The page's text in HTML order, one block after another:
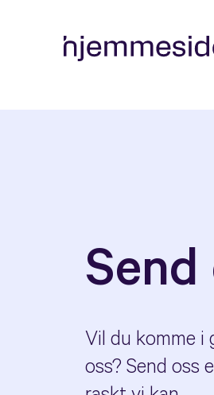
Vil du komme i
oss? Send oss